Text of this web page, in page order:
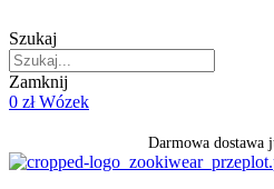
to
content
Szukaj
Zamknij
0 zł Wózek
Darmowa dostawa